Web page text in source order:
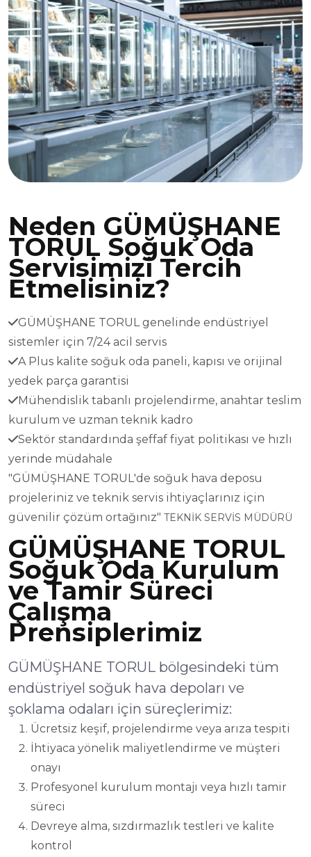
Neden GÜMÜŞHANE
TORUL Soğuk Oda
Servisimizi Tercih
Etmelisiniz?
GÜMÜŞHANE TORUL genelinde endüstriyel
sistemler için 7/24 acil servis
A Plus kalite soğuk oda paneli, kapısı ve orijinal
yedek parça garantisi
Mühendislik tabanlı projelendirme, anahtar teslim
kurulum ve uzman teknik kadro
Sektör standardında şeffaf fiyat politikası ve hızlı
yerinde müdahale
"GÜMÜŞHANE TORUL'de soğuk hava deposu
projeleriniz ve teknik servis ihtiyaçlarınız için
güvenilir çözüm ortağınız" TEKNİK SERVİS MÜDÜRÜ
GÜMÜŞHANE TORUL
Soğuk Oda Kurulum
ve Tamir Süreci
Çalışma
Prensiplerimiz
GÜMÜŞHANE TORUL bölgesindeki tüm
endüstriyel soğuk hava depoları ve
şoklama odaları için süreçlerimiz:
Ücretsiz keşif, projelendirme veya arıza tespiti
İhtiyaca yönelik maliyetlendirme ve müşteri
onayı
Profesyonel kurulum montajı veya hızlı tamir
süreci
Devreye alma, sızdırmazlık testleri ve kalite
kontrol